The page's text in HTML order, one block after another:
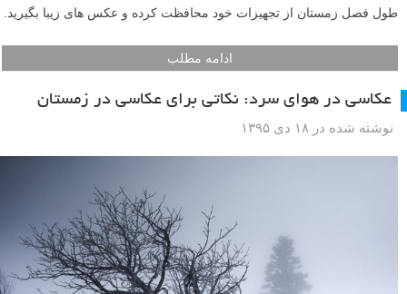
طول فصل زمستان از تجهیزات خود محافظت کرده و عکس های زیبا بگیرید.
ادامه مطلب
عکاسی در هوای سرد: نکاتی برای عکاسی در زمستان
نوشته شده در ۱۸ دی ۱۳۹۵